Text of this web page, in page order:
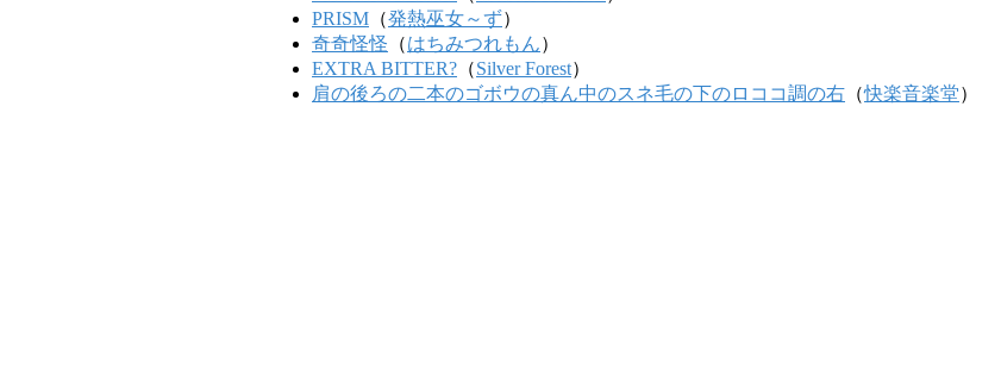
PRISM （発熱巫女～ず）
奇奇怪怪 （はちみつれもん）
EXTRA BITTER? （Silver Forest）
肩の後ろの二本のゴボウの真ん中のスネ毛の下のロココ調の右 （快楽音楽堂）